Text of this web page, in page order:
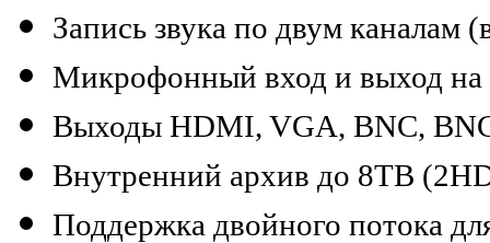
Запись звука по двум каналам
Микрофонный вход и выход на
Выходы HDMI, VGA, BNC,
Внутренний архив до 8TB
Поддержка двойного потока